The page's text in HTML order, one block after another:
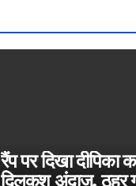
रैंप पर दिखा दीपिका
दिलकश अंदाज, ठहर